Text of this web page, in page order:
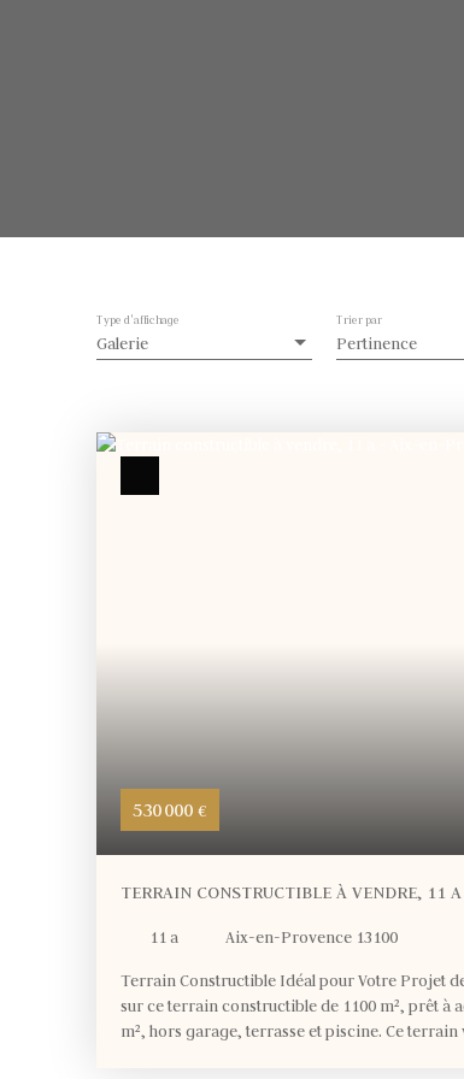
Galerie
Type d'affichage
Pertinence
Trier par
530 000 €
TERRAIN CONSTRUCTIBLE À VENDRE, 11
11 a Aix-en-Provence 13100
Terrain Constructible Idéal pour Votre Projet
sur ce terrain constructible de 1100 m², prêt à
m², hors garage, terrasse et piscine. Ce